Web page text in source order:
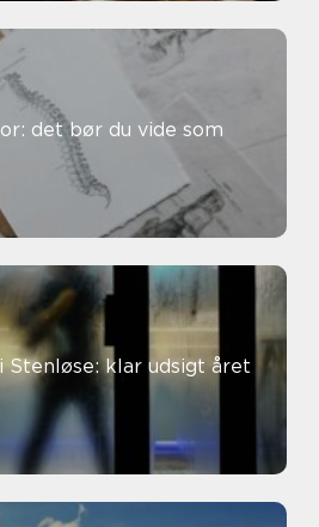
det bør du vide som
Stenløse: klar udsigt året